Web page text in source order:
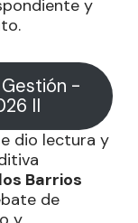
y
-
II
dio lectura y
Barrios
de